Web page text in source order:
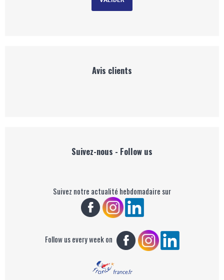
Avis clients
Suivez-nous - Follow us
Suivez notre actualité hebdomadaire sur
Follow us every week on